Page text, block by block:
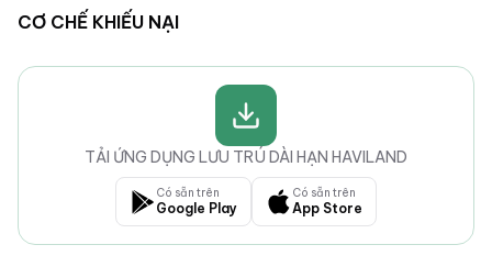
CƠ CHẾ KHIẾU NẠI
TẢI ỨNG DỤNG LƯU TRÚ DÀI HẠN HAVILAND
Có sẵn trên
Google Play
Có sẵn trên
App Store